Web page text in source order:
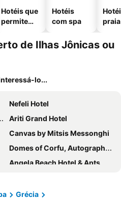
Hotéis que
permitem
Hotéis
com spa
praia
de Ilhas Jônicas ou
lo...
Nefeli Hotel
Ariti Grand Hotel
Canvas by Mitsis Messonghi
Domes of Corfu, Autograph Collection
Angela Beach Hotel & Apts
Stars Hotel - ADULTS ONLY
Grécia